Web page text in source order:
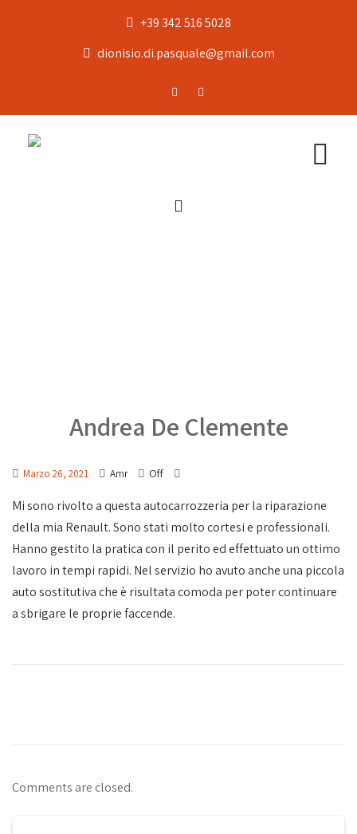
+39 342 516 5028
dionisio.di.pasquale@gmail.com
Andrea De Clemente
Marzo 26, 2021 Amr Off
Mi sono rivolto a questa autocarrozzeria per la riparazione
della mia Renault. Sono stati molto cortesi e professionali.
Hanno gestito la pratica con il perito ed effettuato un ottimo
lavoro in tempi rapidi. Nel servizio ho avuto anche una piccola
auto sostitutiva che è risultata comoda per poter continuare
a sbrigare le proprie faccende.
Comments are closed.